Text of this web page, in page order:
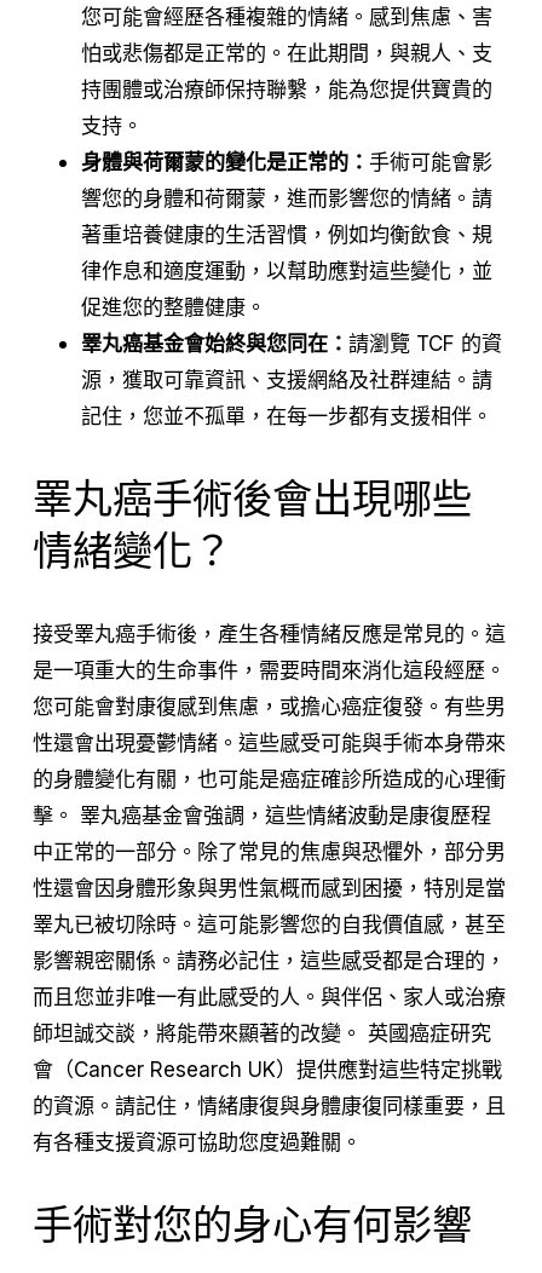
您可能會經歷各種複雜的情緒。感到焦慮、害
怕或悲傷都是正常的。在此期間，與親人、支
持團體或治療師保持聯繫，能為您提供寶貴的
支持。
身體與荷爾蒙的變化是正常的： 手術可能會影
響您的身體和荷爾蒙，進而影響您的情緒。請
著重培養健康的生活習慣，例如均衡飲食、規
律作息和適度運動，以幫助應對這些變化，並
促進您的整體健康。
睪丸癌基金會始終與您同在： 請瀏覽 TCF 的資
源，獲取可靠資訊、支援網絡及社群連結。請
記住，您並不孤單，在每一步都有支援相伴。
睪丸癌手術後會出現哪些
情緒變化？
接受睪丸癌手術後，產生各種情緒反應是常見的。這
是一項重大的生命事件，需要時間來消化這段經歷。
您可能會對康復感到焦慮，或擔心癌症復發。有些男
性還會出現憂鬱情緒。這些感受可能與手術本身帶來
的身體變化有關，也可能是癌症確診所造成的心理衝
擊。 睪丸癌基金會強調，這些情緒波動是康復歷程
中正常的一部分。除了常見的焦慮與恐懼外，部分男
性還會因身體形象與男性氣概而感到困擾，特別是當
睪丸已被切除時。這可能影響您的自我價值感，甚至
影響親密關係。請務必記住，這些感受都是合理的，
而且您並非唯一有此感受的人。與伴侶、家人或治療
師坦誠交談，將能帶來顯著的改變。 英國癌症研究
會（Cancer Research UK）提供應對這些特定挑戰
的資源。請記住，情緒康復與身體康復同樣重要，且
有各種支援資源可協助您度過難關。
手術對您的身心有何影響